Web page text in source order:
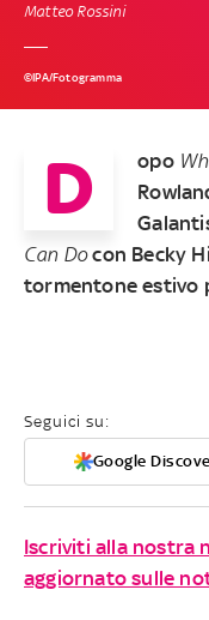
Matteo Rossini
©IPA/Fotogramma
D opo
Can Docon Becky
tormentone estivo
Seguici su:
Google
Iscriviti alla nostra
aggiornato sulle